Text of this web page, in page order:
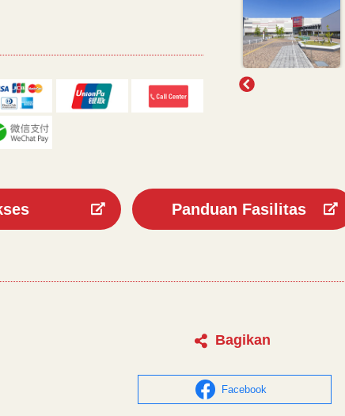
Panduan Fasilitas
Bagikan
Facebook